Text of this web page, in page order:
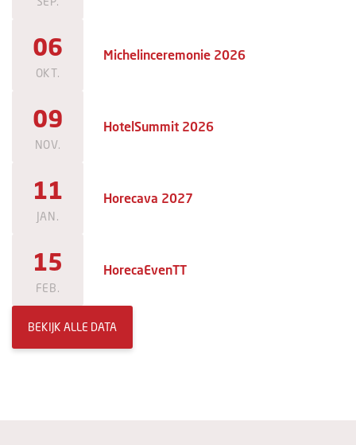
06
OKT.
Michelinceremonie 2026
09
NOV.
HotelSummit 2026
11
JAN.
Horecava 2027
15
FEB.
HorecaEvenTT
BEKIJK ALLE DATA